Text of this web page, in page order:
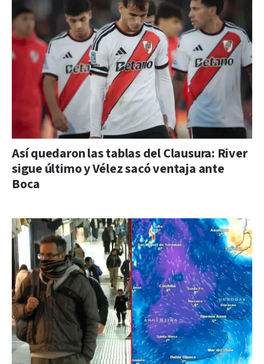
Así quedaron las tablas del Clausura: River
sigue último y Vélez sacó ventaja ante
Boca